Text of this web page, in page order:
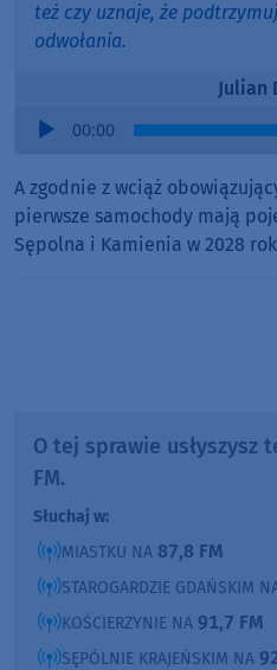
też czy uznaje, że
odwołania.
Julian
Audio
00:00
A zgodnie z wciąż
pierwsze samochody mają
Sępolna i Kamienia w 2028
O tej sprawie usłyszysz
FM.
Słuchaj w:
MIASTKU NA 87,8 FM
STAROGARDZIE GDAŃSKIM
KOŚCIERZYNIE NA 91,7 FM
SĘPÓLNIE KRAJEŃSKIM NA